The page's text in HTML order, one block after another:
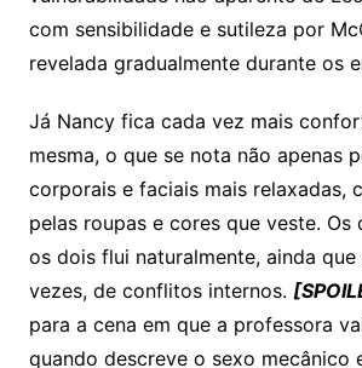
com sensibilidade e sutileza por
revelada gradualmente durante os
Já Nancy fica cada vez mais
mesma, o que se nota não apenas
corporais e faciais mais relaxadas,
pelas roupas e cores que veste. Os
os dois flui naturalmente, ainda
vezes, de conflitos internos.
para a cena em que a professora
quando descreve o sexo mecânico